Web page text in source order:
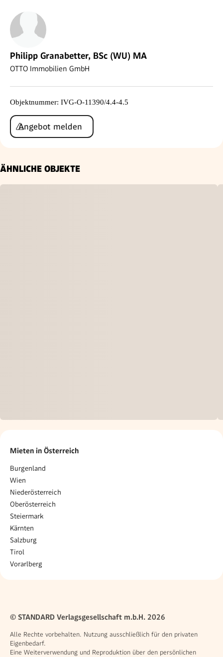
Philipp Granabetter, BSc (WU) MA
OTTO Immobilien GmbH
Objektnummer: IVG-O-11390/4.4-4.5
Angebot melden
ÄHNLICHE OBJEKTE
Mieten in Österreich
Burgenland
Wien
Niederösterreich
Oberösterreich
Steiermark
Kärnten
Salzburg
Tirol
Vorarlberg
© STANDARD Verlagsgesellschaft m.b.H. 2026
Alle Rechte vorbehalten. Nutzung ausschließlich für den privaten
Eigenbedarf.
Eine Weiterverwendung und Reproduktion über den persönlichen